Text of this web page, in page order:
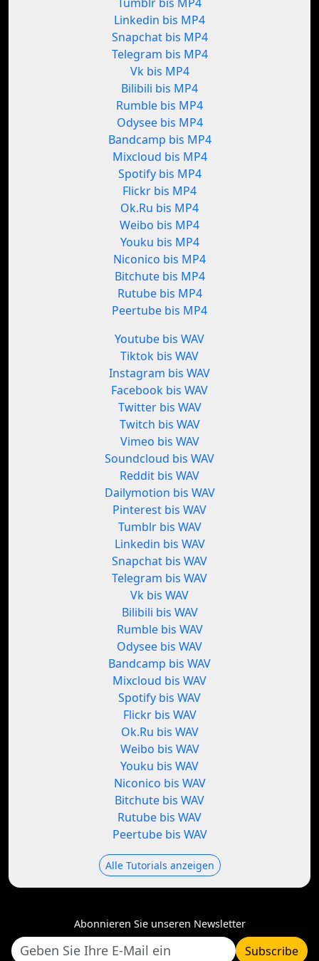
Linkedin bis MP4
Snapchat bis MP4
Telegram bis MP4
Vk bis MP4
Bilibili bis MP4
Rumble bis MP4
Odysee bis MP4
Bandcamp bis MP4
Mixcloud bis MP4
Spotify bis MP4
Flickr bis MP4
Ok.Ru bis MP4
Weibo bis MP4
Youku bis MP4
Niconico bis MP4
Bitchute bis MP4
Rutube bis MP4
Peertube bis MP4
Youtube bis WAV
Tiktok bis WAV
Instagram bis WAV
Facebook bis WAV
Twitter bis WAV
Twitch bis WAV
Vimeo bis WAV
Soundcloud bis WAV
Reddit bis WAV
Dailymotion bis WAV
Pinterest bis WAV
Tumblr bis WAV
Linkedin bis WAV
Snapchat bis WAV
Telegram bis WAV
Vk bis WAV
Bilibili bis WAV
Rumble bis WAV
Odysee bis WAV
Bandcamp bis WAV
Mixcloud bis WAV
Spotify bis WAV
Flickr bis WAV
Ok.Ru bis WAV
Weibo bis WAV
Youku bis WAV
Niconico bis WAV
Bitchute bis WAV
Rutube bis WAV
Peertube bis WAV
Alle Tutorials anzeigen
Abonnieren Sie unseren Newsletter
Subscribe